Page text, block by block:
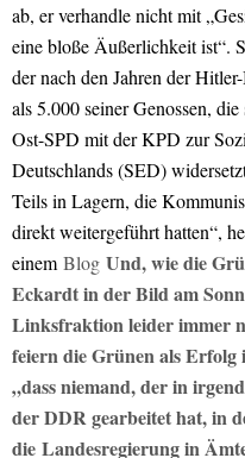
ab, er verhandle nicht mit
eine bloße Äußerlichkeit ist“.
der nach den Jahren der
als 5.000 seiner Genossen,
Ost-SPD mit der KPD zur
Deutschlands (SED)
Teils in Lagern, die
direkt weitergeführt hatten“,
einem Blog Und, wie die
Eckardt in der Bild am
Linksfraktion leider immer
feiern die Grünen als
„dass niemand, der in
der DDR gearbeitet hat, in
die Landesregierung in